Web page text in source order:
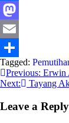
Facebook
Mastodon
Email
Share
Tagged:
Post
navigation
Previous: Erwin
Next:
Tayang
Leave a Reply